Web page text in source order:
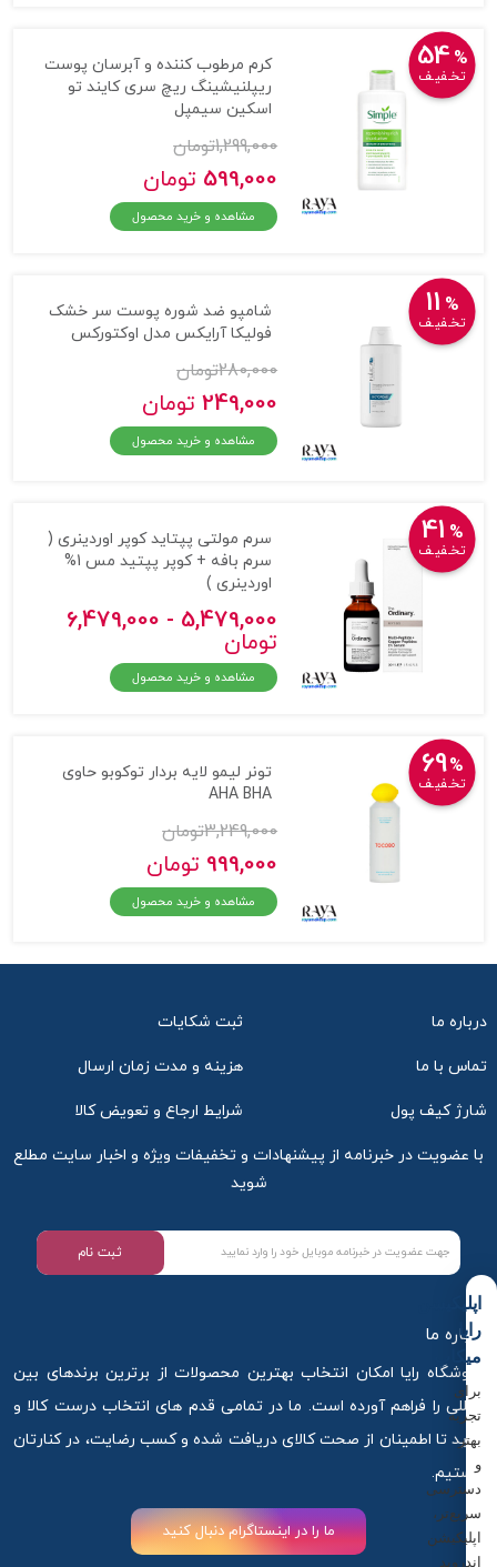
54 %
تخـفیـف
کرم مرطوب کننده و آبرسان پوست
ریپلنیشینگ ریچ سری کایند تو
اسکین سیمپل
1,299,000تومان
599,000 تومان
مشاهده و خرید محصول
11 %
تخـفیـف
شامپو ضد شوره پوست سر خشک
فولیکا آرایکس مدل اوکتورکس
280,000تومان
249,000 تومان
مشاهده و خرید محصول
41 %
تخـفیـف
سرم مولتی پپتاید کوپر اوردینری (
سرم بافه + کوپر پپتید مس 1%
اوردینری )
5,479,000 - 6,479,000
تومان
مشاهده و خرید محصول
69%
تخـفیـف
تونر لیمو لایه بردار توکوبو حاوی
AHA BHA
3,249,000تومان
999,000 تومان
مشاهده و خرید محصول
درباره ما ثبت شکایات
تماس با ما هزینه و مدت زمان ارسال
شارژ کیف پول شرایط ارجاع و تعویض کالا
با عضویت در خبرنامه از پیشنهادات و تخفیفات ویژه و اخبار سایت مطلع
شوید
ثبت نام
درباره ما
فروشگاه رایا امکان انتخاب بهترین محصولات از برترین برندهای بین
المللی را فراهم آورده است. ما در تمامی قدم های انتخاب درست کالا و
خرید تا اطمینان از صحت کالای دریافت شده و کسب رضایت، در کنارتان
هستیم.
ما را در اینستاگرام دنبال کنید
اپلیکیشن
رایا
میکاپ
برای
تجربه
بهتر
و
دسترسی
سریع‌تر،
اپلیکیشن
اندروید